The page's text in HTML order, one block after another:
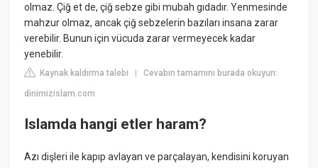
olmaz. Çiğ et de, çiğ sebze gibi mubah gıdadır. Yenmesinde
mahzur olmaz, ancak çiğ sebzelerin bazıları insana zarar
verebilir. Bunun için vücuda zarar vermeyecek kadar
yenebilir.
Kaynak kaldırma talebi |Cevabın tamamını burada okuyun:
dinimizislam.com
Islamda hangi etler haram?
Azı dişleri ile kapıp avlayan ve parçalayan, kendisini koruyan